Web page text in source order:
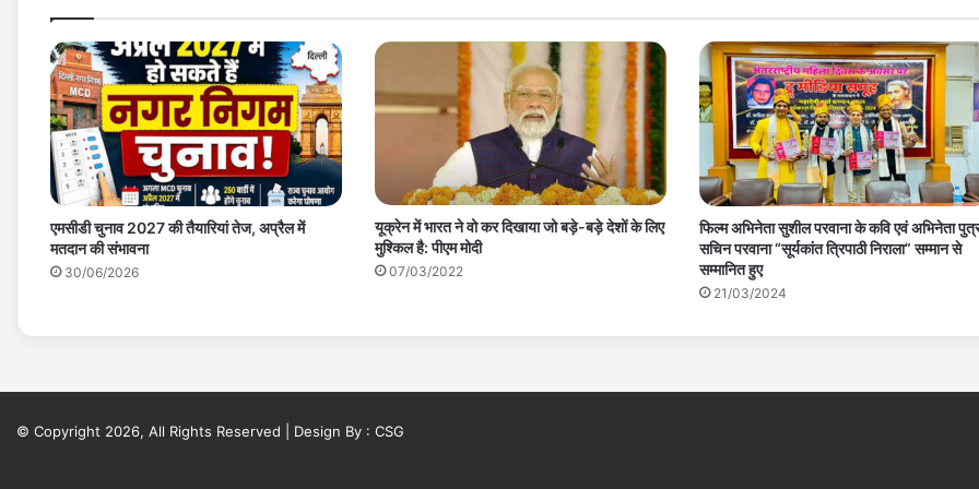
एमसीडी चुनाव 2027 की तैयारियां तेज, अप्रैल में
मतदान की संभावना
30/06/2026
यूक्रेन में भारत ने वो कर दिखाया जो बड़े-बड़े देशों के लिए
मुश्किल है: पीएम मोदी
07/03/2022
फिल्म अभिनेता सुशील परवाना के कवि एवं अभिनेता
सचिन परवाना “सूर्यकांत त्रिपाठी निराला” सम्मान से
सम्मानित हुए
21/03/2024
© Copyright 2026, All Rights Reserved | Design By : CSG